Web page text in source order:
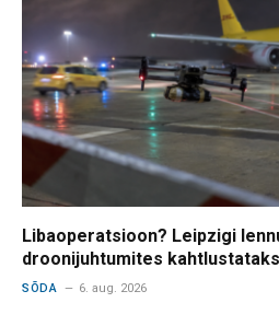
Libaoperatsioon? Leipzigi
droonijuhtumites
SÕDA 6. aug. 2026